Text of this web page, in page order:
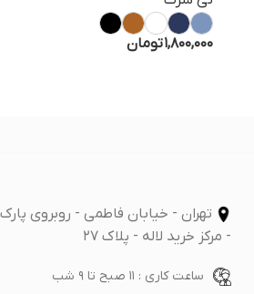
1,800,000تومان
تهران - خیابان فاطمی - روبروی پارک
- مرکز خرید لاله - پلاک 27
ساعت کاری : 11 صبح تا 9 شب